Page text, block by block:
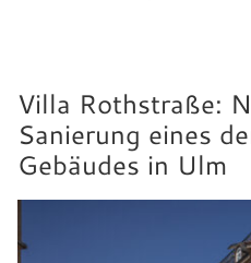
Villa Rothstraße:
Sanierung eines
Gebäudes in Ulm